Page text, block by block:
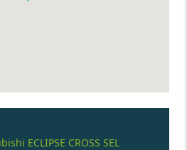
ECLIPSE CROSS SEL